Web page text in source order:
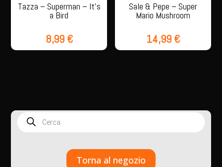
Tazza – Superman – It’s
a Bird
8,99 €
Sale & Pepe – Super
Mario Mushroom
14,99 €
search
Torna al negozio